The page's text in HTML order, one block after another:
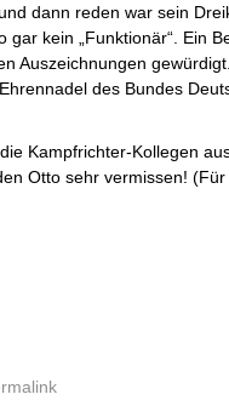
dann reden war sein
gar kein „Funktionär“. Ein
Auszeichnungen
des Bundes
Kampfrichter-Kollegen
Otto sehr vermissen!